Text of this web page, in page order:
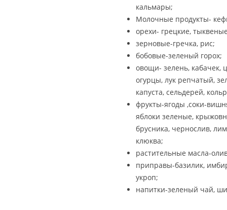
кальмары;
Молочные продукты-
орехи- грецкие,
зерновые-гречка, рис;
бобовые-зеленый горох;
овощи- зелень, кабачек,
огурцы, лук репчатый,
капуста, сельдерей,
фрукты-ягоды ,соки-
яблоки зеленые,
брусника, чернослив,
клюква;
растительные масла-
приправы-базилик,
укроп;
напитки-зеленый чай,